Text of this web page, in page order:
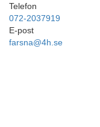
Telefon
072-2037919
E-post
farsna@4h.se